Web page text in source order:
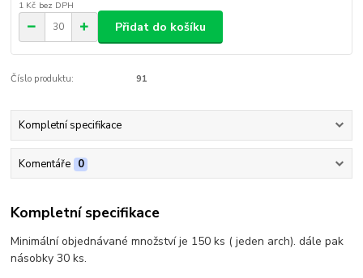
1 Kč bez DPH
Přidat do košíku
Číslo produktu: 91
Kompletní specifikace
Komentáře 0
Kompletní specifikace
Minimální objednávané množství je 150 ks ( jeden arch). dále pak
násobky 30 ks.